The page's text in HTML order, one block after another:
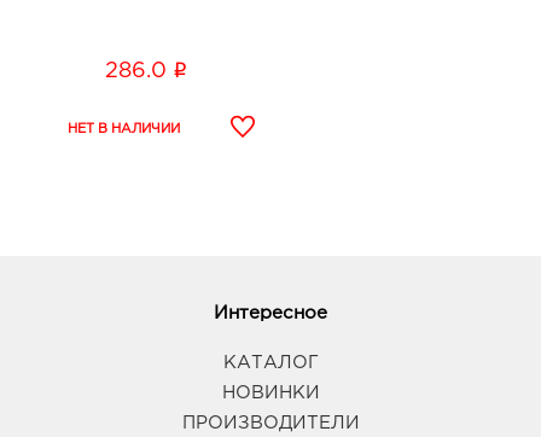
286.0 i
Интересное
КАТАЛОГ
НОВИНКИ
ПРОИЗВОДИТЕЛИ